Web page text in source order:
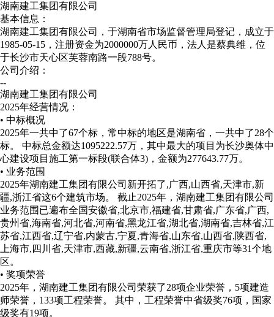
湖南建工集团有限公司
基本信息：
湖南建工集团有限公司，于湖南省市场监督管理局登记，成立于
1985-05-15，注册资金为2000000万人民币，法人是蔡典维，位
于长沙市天心区芙蓉南路一段788号。
公司介绍：
--
湖南建工集团有限公司
2025年经营情况：
• 中标概况
2025年一共中了67个标，常中标的地区是湖南省，一共中了28个
标。 中标总金额达1095222.57万，其中最大的项目为长沙奥体中
心建设项目施工第一标段(联合体3)，金额为277643.77万。
• 业务范围
2025年湖南建工集团有限公司新开拓了,广西,山西省,天津市,新
疆,浙江省这6个建筑市场。
截止2025年，湖南建工集团有限公司
业务范围已遍布全国安徽省,北京市,福建省,甘肃省,广东省,广西,
贵州省,海南省,河北省,河南省,黑龙江省,湖北省,湖南省,吉林省,江
苏省,江西省,辽宁省,内蒙古,宁夏,青海省,山东省,山西省,陕西省,
上海市,四川省,天津市,西藏,新疆,云南省,浙江省,重庆市等31个地
区。
• 奖项荣誉
2025年，湖南建工集团有限公司荣获了28项企业荣誉，5项建造
师荣誉，133项工程荣誉。 其中，工程荣誉中省级奖76项，国家
级奖有19项。